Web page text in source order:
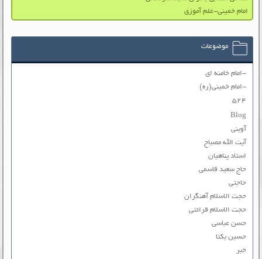
امام خمینی-علم آموزی
موضوعات
-امام خامنه ای
-امام خمینی(ره)
۵۲۴
Blog
آوینی
آیت الله مصباح
استاد پناهیان
حاج سعید قاسمی
حاجتی
حجت الاسلام آهنگران
حجت الاسلام قرائتی
حسن عباسی
حسین یکتا
خبر